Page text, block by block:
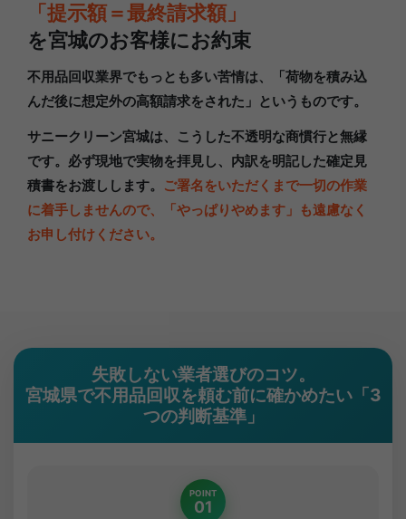
「提示額＝最終請求額」
を宮城のお客様にお約束
不用品回収業界でもっとも多い苦情は、「荷物を積み込
んだ後に想定外の高額請求をされた」というものです。
サニークリーン宮城は、こうした不透明な商慣行と無縁
です。必ず現地で実物を拝見し、内訳を明記した確定見
積書をお渡しします。 ご署名をいただくまで一切の作業
に着手しませんので、「やっぱりやめます」も遠慮なく
お申し付けください。
失敗しない業者選びのコツ。
宮城県で不用品回収を頼む前に確かめたい「3
つの判断基準」
POINT
01